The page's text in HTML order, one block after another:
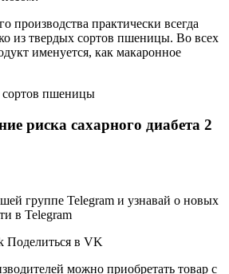
производства практически всегда
из твердых сортов пшеницы. Во всех
именуется, как макаронное
риска сахарного диабета 2
группе Telegram и узнавай о новых
в Telegram
Поделиться в VK
можно приобретать товар с